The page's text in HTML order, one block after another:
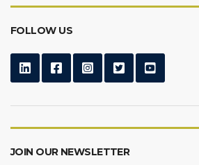
FOLLOW US
JOIN OUR NEWSLETTER